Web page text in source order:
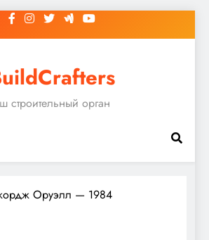
строительный орган
Оруэлл — 1984